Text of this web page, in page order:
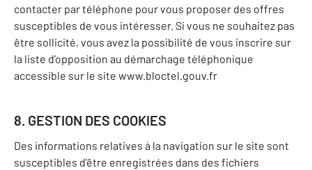
contacter par téléphone pour vous proposer des offres
susceptibles de vous intéresser. Si vous ne souhaitez pas
être sollicité, vous avez la possibilité de vous inscrire sur
la liste d’opposition au démarchage téléphonique
accessible sur le site www.bloctel.gouv.fr
8. GESTION DES COOKIES
Des informations relatives à la navigation sur le site sont
susceptibles d'être enregistrées dans des fichiers